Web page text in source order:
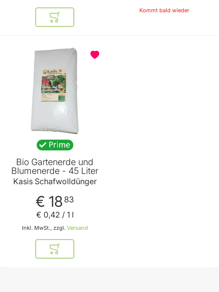
In den Warenkorb
Kommt bald wieder
Bio Gartenerde und
Blumenerde - 45 Liter
Kasis Schafwolldünger
€ 18 83
Inkl. MwSt., zzgl. Versand
€ 0,42 / 1 l
In den Warenkorb